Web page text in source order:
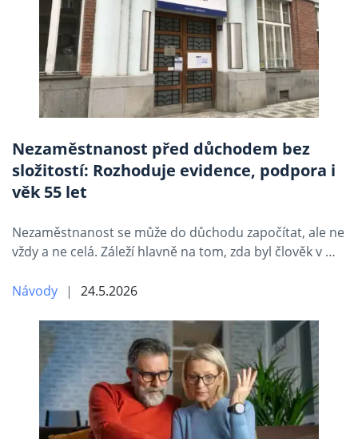
Nezaměstnanost před důchodem bez
složitostí: Rozhoduje evidence, podpora i
věk 55 let
Nezaměstnanost se může do důchodu započítat, ale ne
vždy a ne celá. Záleží hlavně na tom, zda byl člověk v …
Návody 24.5.2026